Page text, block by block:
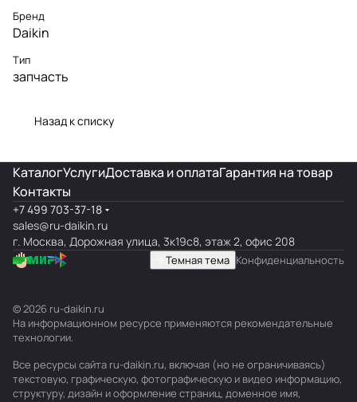
Бренд
Daikin
Тип
запчасть
Назад к списку
КаталогУслугиДоставка и оплатаГарантия на товар
Контакты
+7 499 703-37-18
sales@ru-daikin.ru
г. Москва, Дорожная улица, 3к19с8, этаж 2, офис 208
Темная тема Конфиденциальность
© 2026 ru-daikin.ru
На информационном ресурсе применяются рекомендательные
технологии.
Все ресурсы сайта ru-daikin.ru, включая (но не ограничиваясь)
текстовую, графическую, фотографическую и видео информацию,
структуру, дизайн и оформление страниц, доменное имя,